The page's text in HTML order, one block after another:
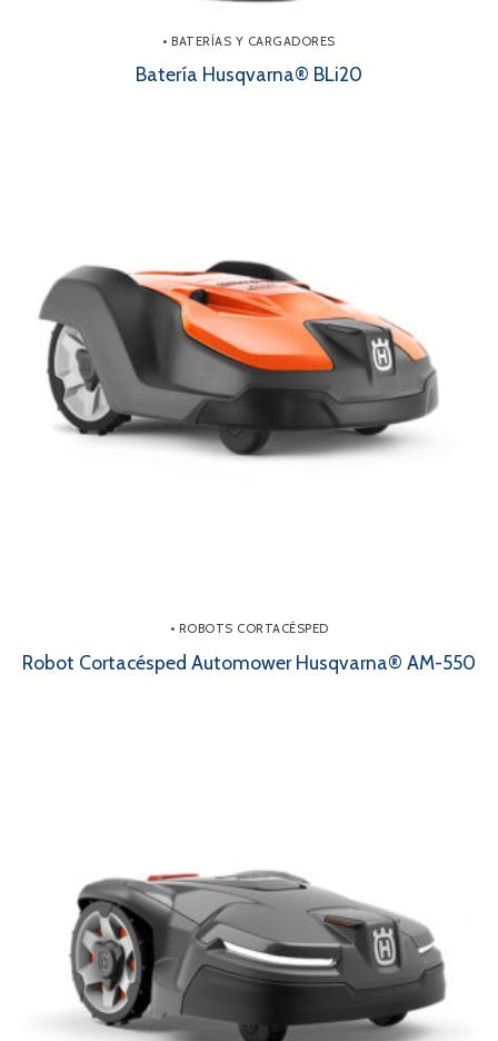
• BATERÍAS Y CARGADORES
Batería Husqvarna® BLi20
• ROBOTS CORTACÉSPED
Robot Cortacésped Automower Husqvarna® AM-550